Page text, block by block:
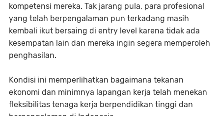
kompetensi mereka. Tak jarang pula, para profesional
yang telah berpengalaman pun terkadang masih
kembali ikut bersaing di entry level karena tidak ada
kesempatan lain dan mereka ingin segera memperoleh
penghasilan.
Kondisi ini memperlihatkan bagaimana tekanan
ekonomi dan minimnya lapangan kerja telah menekan
fleksibilitas tenaga kerja berpendidikan tinggi dan